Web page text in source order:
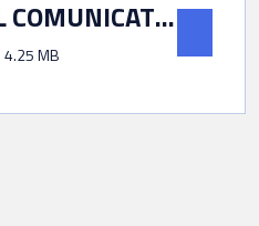
SCARICA IL COMUNICATO STAMPA
4.25 MB